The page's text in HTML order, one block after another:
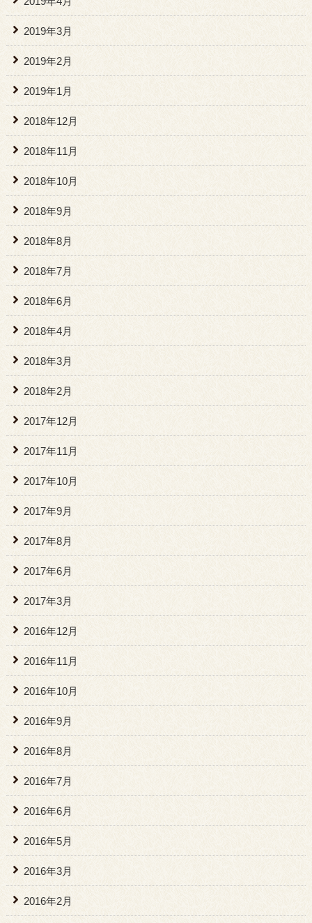
2019年3月
2019年2月
2019年1月
2018年12月
2018年11月
2018年10月
2018年9月
2018年8月
2018年7月
2018年6月
2018年4月
2018年3月
2018年2月
2017年12月
2017年11月
2017年10月
2017年9月
2017年8月
2017年6月
2017年3月
2016年12月
2016年11月
2016年10月
2016年9月
2016年8月
2016年7月
2016年6月
2016年5月
2016年3月
2016年2月